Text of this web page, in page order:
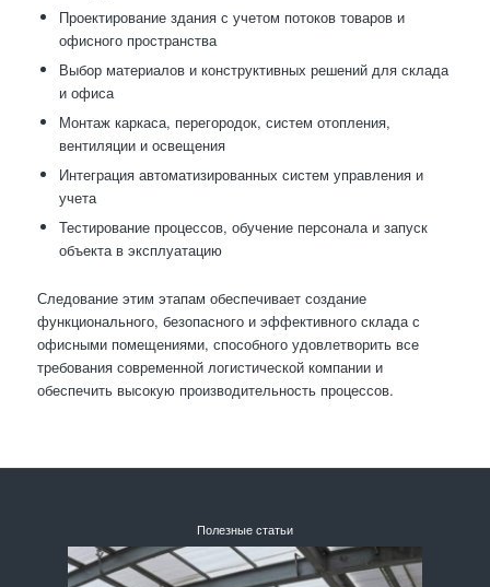
Проектирование здания с учетом потоков товаров и
офисного пространства
Выбор материалов и конструктивных решений для склада
и офиса
Монтаж каркаса, перегородок, систем отопления,
вентиляции и освещения
Интеграция автоматизированных систем управления и
учета
Тестирование процессов, обучение персонала и запуск
объекта в эксплуатацию
Следование этим этапам обеспечивает создание
функционального, безопасного и эффективного склада с
офисными помещениями, способного удовлетворить все
требования современной логистической компании и
обеспечить высокую производительность процессов.
Полезные статьи